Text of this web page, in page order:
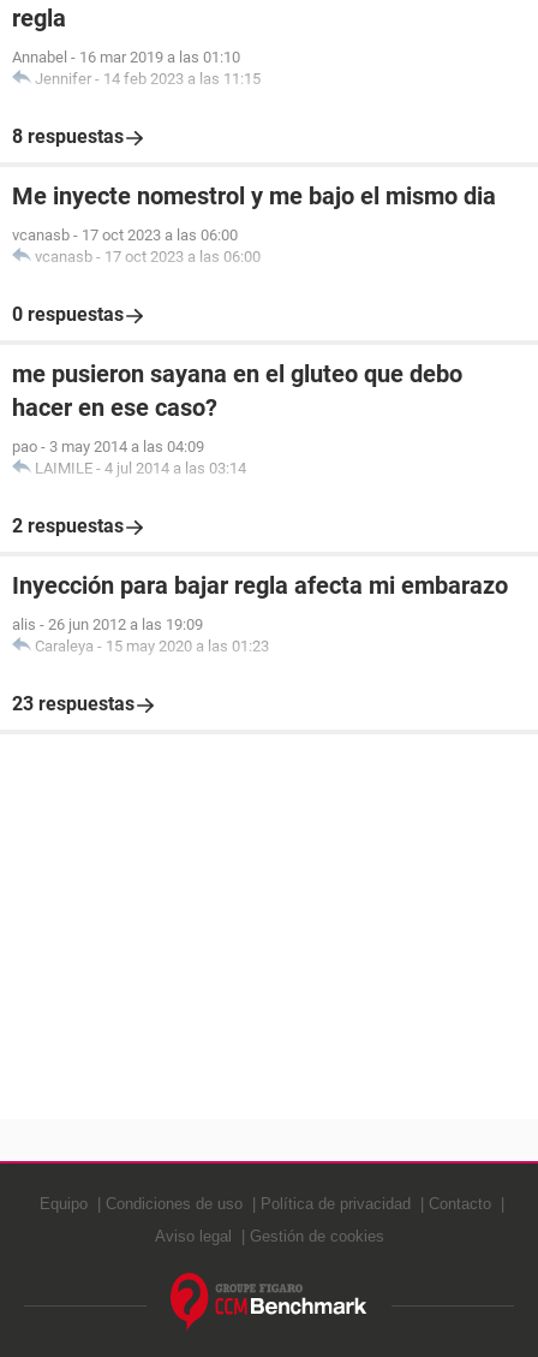
regla
Annabel - 16 mar 2019 a las 01:10
Jennifer - 14 feb 2023 a las 11:15
8 respuestas
Me inyecte nomestrol y me bajo el mismo dia
vcanasb - 17 oct 2023 a las 06:00
vcanasb - 17 oct 2023 a las 06:00
0 respuestas
me pusieron sayana en el gluteo que debo
hacer en ese caso?
pao - 3 may 2014 a las 04:09
LAIMILE - 4 jul 2014 a las 03:14
2 respuestas
Inyección para bajar regla afecta mi embarazo
alis - 26 jun 2012 a las 19:09
Caraleya - 15 may 2020 a las 01:23
23 respuestas
Equipo Condiciones de uso Política de privacidad
Contacto
Aviso legal
Gestión de cookies